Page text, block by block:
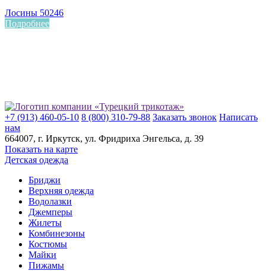
Лосины 50246
Подробнее
+7 (913) 460-05-10 8 (800) 310-79-88 Заказать звонок Написать
нам
664007, г. Иркутск, ул. ​Фридриха Энгельса, д. 39
Показать на карте
Детская одежда
Бриджи
Верхняя одежда
Водолазки
Джемперы
Жилеты
Комбинезоны
Костюмы
Майки
Пижамы